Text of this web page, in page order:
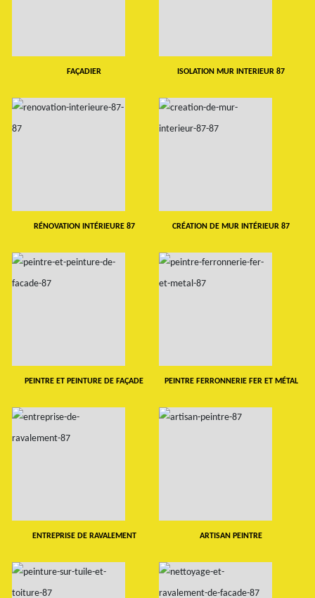
FAÇADIER ISOLATION MUR INTERIEUR 87
RÉNOVATION INTÉRIEURE 87 CRÉATION DE MUR INTÉRIEUR 87
PEINTRE ET PEINTURE DE FAÇADE PEINTRE FERRONNERIE FER ET MÉTAL
ENTREPRISE DE RAVALEMENT ARTISAN PEINTRE